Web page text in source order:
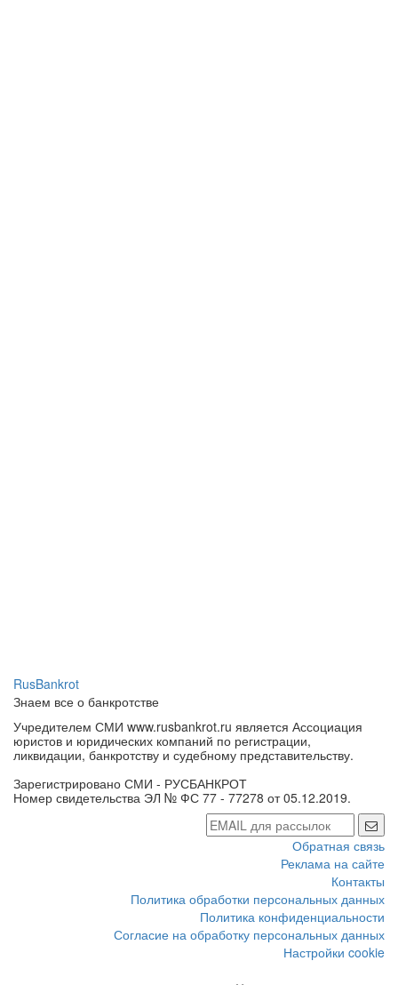
RusBankrot
Знаем все о банкротстве
Учредителем СМИ www.rusbankrot.ru является Ассоциация
юристов и юридических компаний по регистрации,
ликвидации, банкротству и судебному представительству.
Зарегистрировано СМИ - РУСБАНКРОТ
Номер свидетельства ЭЛ № ФС 77 - 77278 от 05.12.2019.
Обратная связь
Реклама на сайте
Контакты
Политика обработки персональных данных
Политика конфиденциальности
Согласие на обработку персональных данных
Настройки cookie